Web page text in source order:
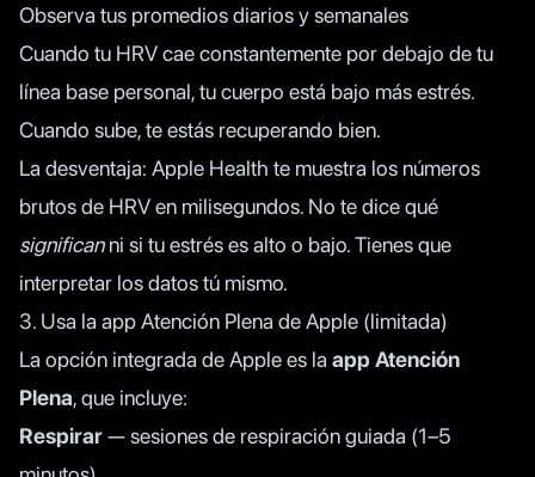
Observa tus promedios diarios y semanales
Cuando tu HRV cae constantemente por debajo de tu
línea base personal, tu cuerpo está bajo más estrés.
Cuando sube, te estás recuperando bien.
La desventaja: Apple Health te muestra los números
brutos de HRV en milisegundos. No te dice qué
significanni si tu estrés es alto o bajo. Tienes que
interpretar los datos tú mismo.
3. Usa la app Atención Plena de Apple (limitada)
La opción integrada de Apple es la app Atención
Plena, que incluye:
Respirar— sesiones de respiración guiada (1–5